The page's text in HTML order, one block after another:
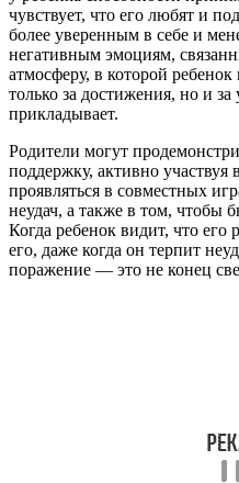
чувствует, что его любят и
более уверенным в себе и
негативным эмоциям,
атмосферу, в которой
только за достижения, но и
прикладывает.
Родители могут
поддержку, активно
проявляться в совместных
неудач, а также в том, чтобы
Когда ребенок видит, что его
его, даже когда он терпит
поражение — это не конец